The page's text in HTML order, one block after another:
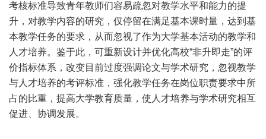
考核标准导致青年教师们容易疏忽对教学水平和能力的提
升，对教学内容的研究，仅停留在满足基本课时量，达到基
本教学任务的要求，从而忽视了作为大学基本活动的教学和
人才培养。鉴于此，可重新设计并优化高校“非升即走”的评
价指标体系，改变目前过度强调论文与学术研究，忽视教学
与人才培养的考评标准，强化教学任务在岗位职责要求中所
占的比重，提高大学教育质量，使人才培养与学术研究相互
促进、协调发展。